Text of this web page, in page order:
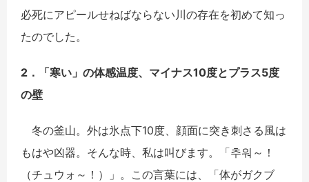
必死にアピールせねばならない川の存在を初めて知っ
たのでした。
2．「寒い」の体感温度、マイナス10度とプラス5度
の壁
冬の釜山。外は氷点下10度、顔面に突き刺さる風は
もはや凶器。そんな時、私は叫びます。「추워 ～！
（チュウォ～！）」。この言葉には、「体がガクブ